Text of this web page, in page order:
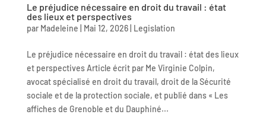
Le préjudice nécessaire en droit du travail : état
des lieux et perspectives
par Madeleine Mai 12, 2026| Legislation
Le préjudice nécessaire en droit du travail : état des lieux
et perspectives Article écrit par Me Virginie Colpin,
avocat spécialisé en droit du travail, droit de la Sécurité
sociale et de la protection sociale, et publié dans « Les
affiches de Grenoble et du Dauphiné...